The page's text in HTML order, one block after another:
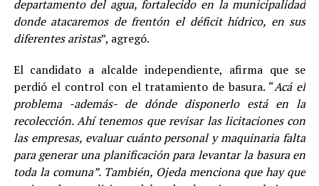
departamento del agua, fortalecido en la municipalidad
donde atacaremos de frentón el déficit hídrico, en sus
diferentes aristas”, agregó.
El candidato a alcalde independiente, afirma que se
perdió el control con el tratamiento de basura. “Acá el
problema -además- de dónde disponerlo está en la
recolección. Ahí tenemos que revisar las licitaciones con
las empresas, evaluar cuánto personal y maquinaria falta
para generar una planificación para levantar la basura en
toda la comuna”. También, Ojeda menciona que hay que